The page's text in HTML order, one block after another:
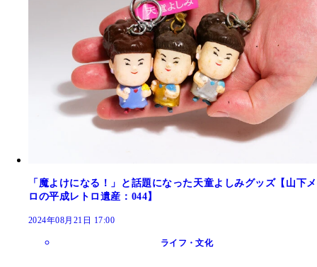
「魔よけになる！」と話題になった天童よしみグッズ【山下メ
ロの平成レトロ遺産：044】
2024年08月21日 17:00
ライフ・文化